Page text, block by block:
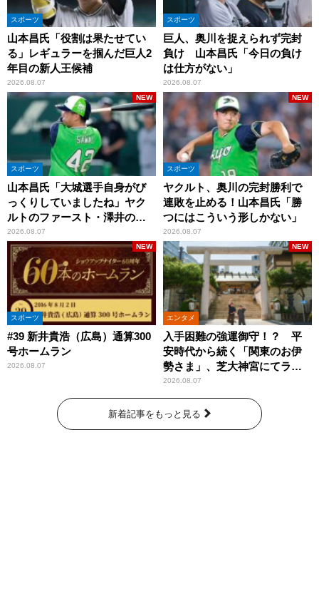
スポーツ
山本昌氏「役割は果たせてい
る」レギュラーを掴んだ巨人2
年目の新人王候補
2026.08.07
スポーツ
巨人、奥川を捉えられず完封
負け 山本昌氏「今日の負け
は仕方がない」
2026.08.07
スポーツ
山本昌氏「大城選手自身がび
っくりしていましたね」ヤク
ルトのファースト・澤井の判
断を評価
2026.08.07
NEW
スポーツ
ヤクルト、奥川の完封勝利で
連敗を止める！山本昌氏「勝
つにはこういう形しかない」
2026.08.07
NEW
スポーツ
#39 新井貴浩（広島）通算300
号ホームラン
2026.08.07
NEW
エンタメ
入手困難の強運御守！？ 平
安時代から続く「関東のお伊
勢さま」、芝大神宮にてラン
パンプスが合格祈願！
2026.08.07
NEW
新着記事をもっと見る